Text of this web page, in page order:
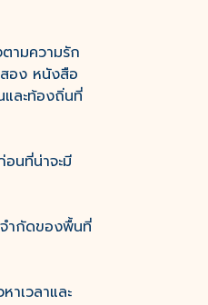
ามความรัก
อง หนังสือ
ละท้องถิ่นที่
นที่น่าจะมี
ำกัดของพื้นที่
เวลาและ